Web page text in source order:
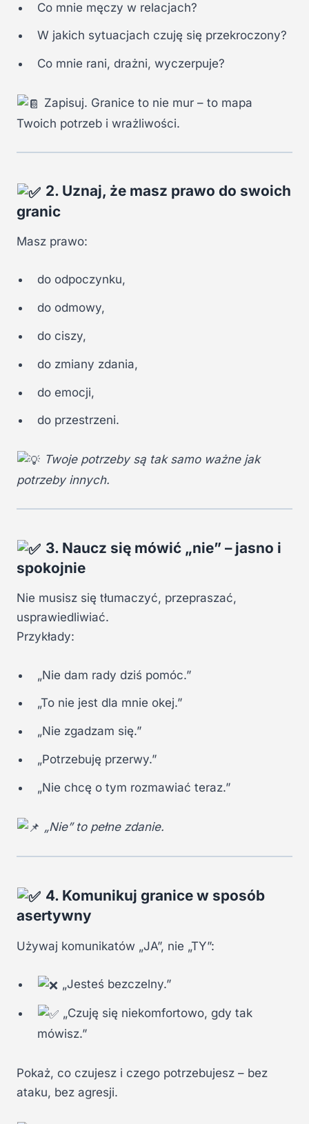
Co mnie męczy w relacjach?
W jakich sytuacjach czuję się przekroczony?
Co mnie rani, drażni, wyczerpuje?
Zapisuj. Granice to nie mur – to mapa
Twoich potrzeb i wrażliwości.
2. Uznaj, że masz prawo do swoich
granic
Masz prawo:
do odpoczynku,
do odmowy,
do ciszy,
do zmiany zdania,
do emocji,
do przestrzeni.
Twoje potrzeby są tak samo ważne jak
potrzeby innych.
3. Naucz się mówić „nie” – jasno i
spokojnie
Nie musisz się tłumaczyć, przepraszać,
usprawiedliwiać.
Przykłady:
„Nie dam rady dziś pomóc.”
„To nie jest dla mnie okej.”
„Nie zgadzam się.”
„Potrzebuję przerwy.”
„Nie chcę o tym rozmawiać teraz.”
„Nie” to pełne zdanie.
4. Komunikuj granice w sposób
asertywny
Używaj komunikatów „JA”, nie „TY”:
„Jesteś bezczelny.”
„Czuję się niekomfortowo, gdy tak
mówisz.”
Pokaż, co czujesz i czego potrzebujesz – bez
ataku, bez agresji.